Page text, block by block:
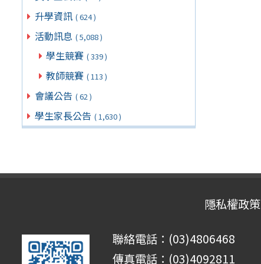
升學資訊 ( 624 )
活動訊息 ( 5,088 )
學生競賽 ( 339 )
教師競賽 ( 113 )
會議公告 ( 62 )
學生家長公告 ( 1,630 )
隱私權政策
聯絡電話：(03)4806468
傳真電話：(03)4092811